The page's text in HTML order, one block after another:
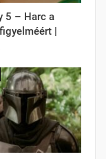
5 – Harc a
|